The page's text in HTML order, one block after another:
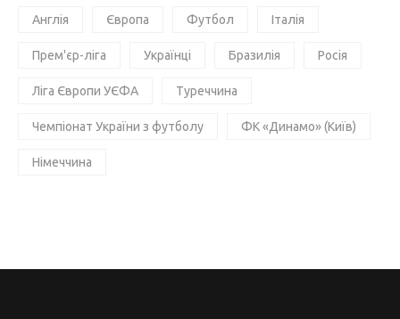
Англія Європа Футбол Італія
Прем'єр-ліга Українці Бразилія Росія
Ліга Європи УЄФА Туреччина
Чемпіонат України з футболу ФК «Динамо» (Київ)
Німеччина